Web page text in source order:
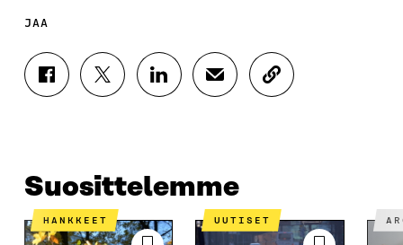
JAA
J
A
E
B
O
O
J
A
T
T
E
R
J
A
K
E
I
J
A
K
Ö
P
O
K
O
T
Suosittelemme
HANKKEET UUTISET